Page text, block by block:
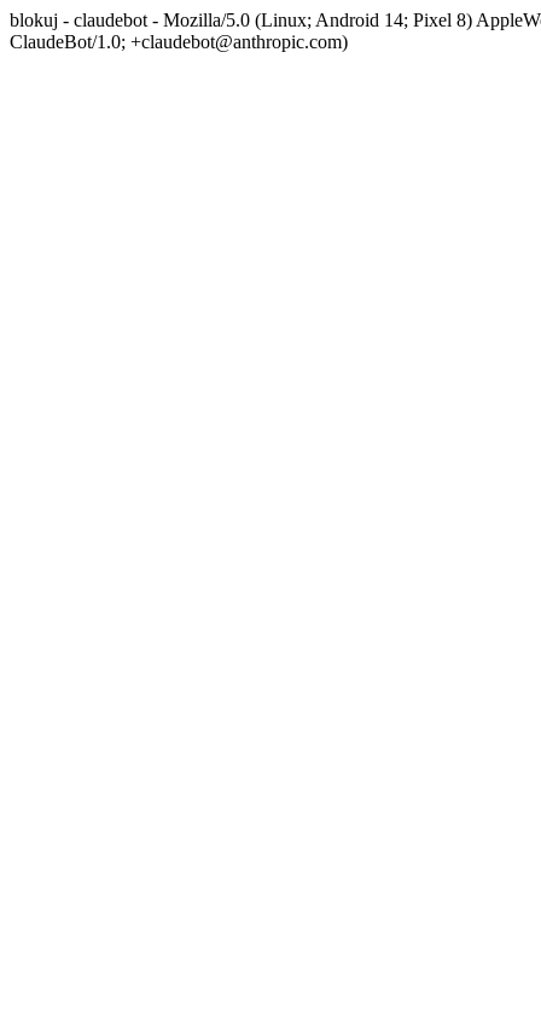
blokuj - claudebot - Mozilla/5.0 (Linux; Android 14; Pixel 8)
ClaudeBot/1.0; +claudebot@anthropic.com)